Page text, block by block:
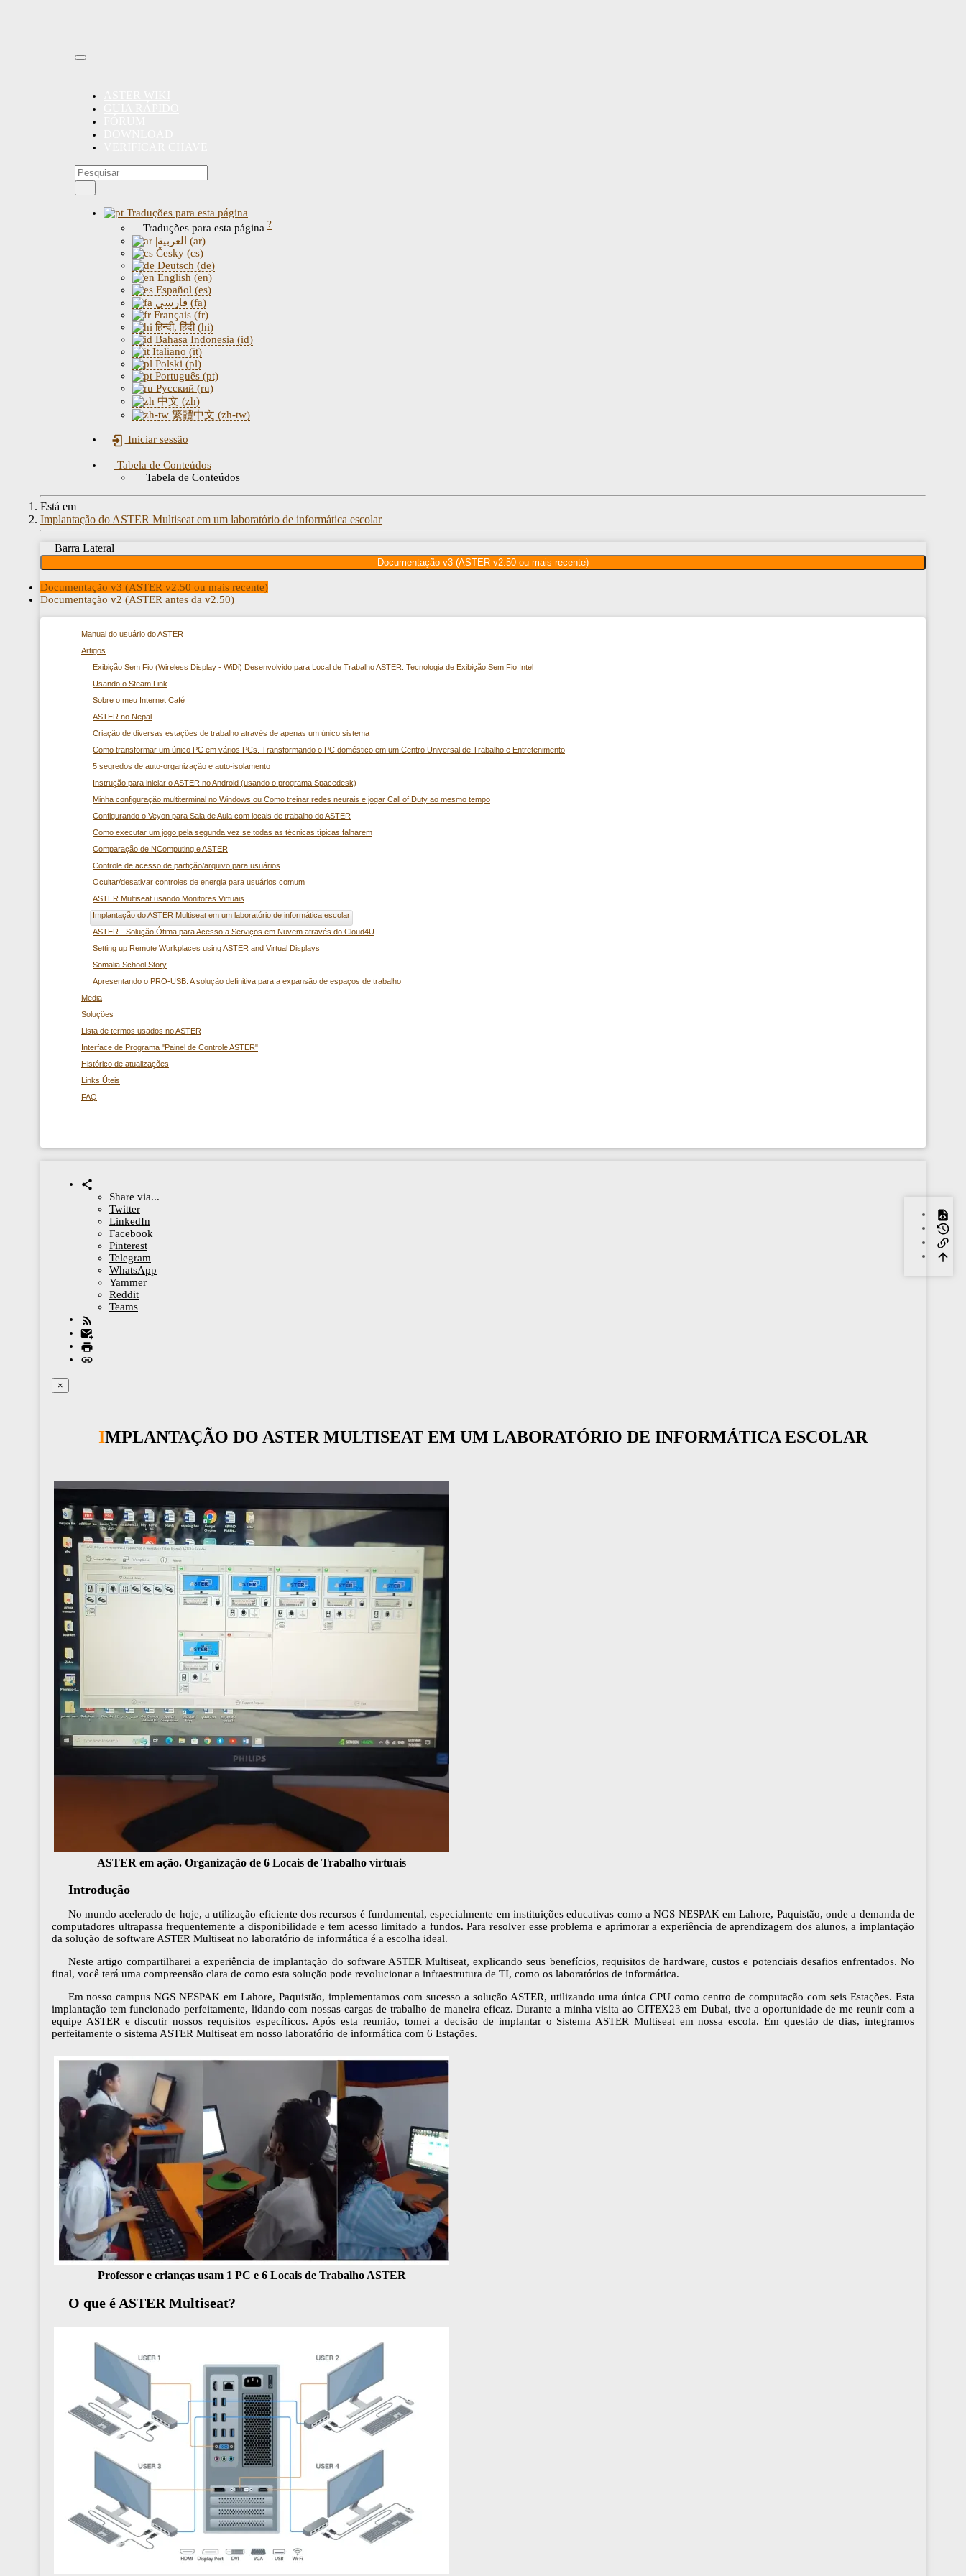
Traduções para esta página
Traduções para esta página ?
|العربية (ar)
Česky (cs)
Deutsch (de)
English (en)
Español (es)
فارسی (fa)
Français (fr)
हिन्दी, हिंदी (hi)
Bahasa Indonesia (id)
Italiano (it)
Polski (pl)
Português (pt)
Русский (ru)
中文 (zh)
繁體中文 (zh-tw)
Iniciar sessão
Tabela de Conteúdos
Tabela de Conteúdos
Está em
Implantação do ASTER Multiseat em um laboratório de informática escolar
Barra Lateral
Documentação v3 (ASTER v2.50 ou mais recente)
Documentação v3 (ASTER v2.50 ou mais recente)
Documentação v2 (ASTER antes da v2.50)
Manual do usuário do ASTER
Artigos
Exibição Sem Fio (Wireless Display - WiDi) Desenvolvido para Local de Trabalho ASTER. Tecnologia de Exibição Sem Fio Intel
Usando o Steam Link
Sobre o meu Internet Café
ASTER no Nepal
Criação de diversas estações de trabalho através de apenas um único sistema
Como transformar um único PC em vários PCs. Transformando o PC doméstico em um Centro Universal de Trabalho e Entretenimento
5 segredos de auto-organização e auto-isolamento
Instrução para iniciar o ASTER no Android (usando o programa Spacedesk)
Minha configuração multiterminal no Windows ou Como treinar redes neurais e jogar Call of Duty ao mesmo tempo
Configurando o Veyon para Sala de Aula com locais de trabalho do ASTER
Como executar um jogo pela segunda vez se todas as técnicas típicas falharem
Comparação de NComputing e ASTER
Controle de acesso de partição/arquivo para usuários
Ocultar/desativar controles de energia para usuários comum
ASTER Multiseat usando Monitores Virtuais
Implantação do ASTER Multiseat em um laboratório de informática escolar
ASTER - Solução Ótima para Acesso a Serviços em Nuvem através do Cloud4U
Setting up Remote Workplaces using ASTER and Virtual Displays
Somalia School Story
Apresentando o PRO-USB: A solução definitiva para a expansão de espaços de trabalho
Media
Soluções
Lista de termos usados ​​no ASTER
Interface de Programa "Painel de Controle ASTER"
Histórico de atualizações
Links Úteis
FAQ
Share via...
Twitter
LinkedIn
Facebook
Pinterest
Telegram
WhatsApp
Yammer
Reddit
Teams
×
IMPLANTAÇÃO DO ASTER MULTISEAT EM UM LABORATÓRIO DE INFORMÁTICA ESCOLAR
ASTER em ação. Organização de 6 Locais de Trabalho virtuais
Introdução
No mundo acelerado de hoje, a utilização eficiente dos recursos é fundamental, especialmente em instituições educativas como a NGS NESPAK em Lahore, Paquistão, onde a demanda de
computadores ultrapassa frequentemente a disponibilidade e tem acesso limitado a fundos. Para resolver esse problema e aprimorar a experiência de aprendizagem dos alunos, a implantação
da solução de software ASTER Multiseat no laboratório de informática é a escolha ideal.
Neste artigo compartilharei a experiência de implantação do software ASTER Multiseat, explicando seus benefícios, requisitos de hardware, custos e potenciais desafios enfrentados. No
final, você terá uma compreensão clara de como esta solução pode revolucionar a infraestrutura de TI, como os laboratórios de informática.
Em nosso campus NGS NESPAK em Lahore, Paquistão, implementamos com sucesso a solução ASTER, utilizando uma única CPU como centro de computação com seis Estações. Esta
implantação tem funcionado perfeitamente, lidando com nossas cargas de trabalho de maneira eficaz. Durante a minha visita ao GITEX23 em Dubai, tive a oportunidade de me reunir com a
equipe ASTER e discutir nossos requisitos específicos. Após esta reunião, tomei a decisão de implantar o Sistema ASTER Multiseat em nossa escola. Em questão de dias, integramos
perfeitamente o sistema ASTER Multiseat em nosso laboratório de informática com 6 Estações.
Professor e crianças usam 1 PC e 6 Locais de Trabalho ASTER
O que é ASTER Multiseat?